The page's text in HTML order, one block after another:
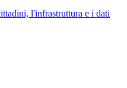
l'infrastruttura e i dati